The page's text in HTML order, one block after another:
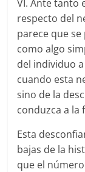
VI. Ante tanto
respecto del
parece que
como algo
del individuo
cuando esta
sino de la
conduzca a la
Esta
bajas de la
que el